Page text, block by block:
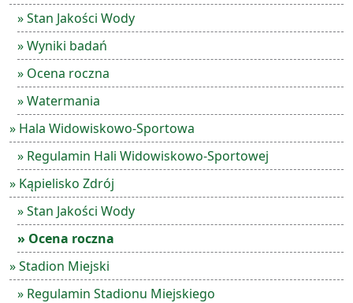
» Stan Jakości Wody
» Wyniki badań
» Ocena roczna
» Watermania
» Hala Widowiskowo-Sportowa
» Regulamin Hali Widowiskowo-Sportowej
» Kąpielisko Zdrój
» Stan Jakości Wody
» Ocena roczna
» Stadion Miejski
» Regulamin Stadionu Miejskiego